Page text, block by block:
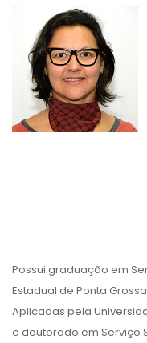
Possui graduação em
Estadual de Ponta
Aplicadas pela
e doutorado em Serviço